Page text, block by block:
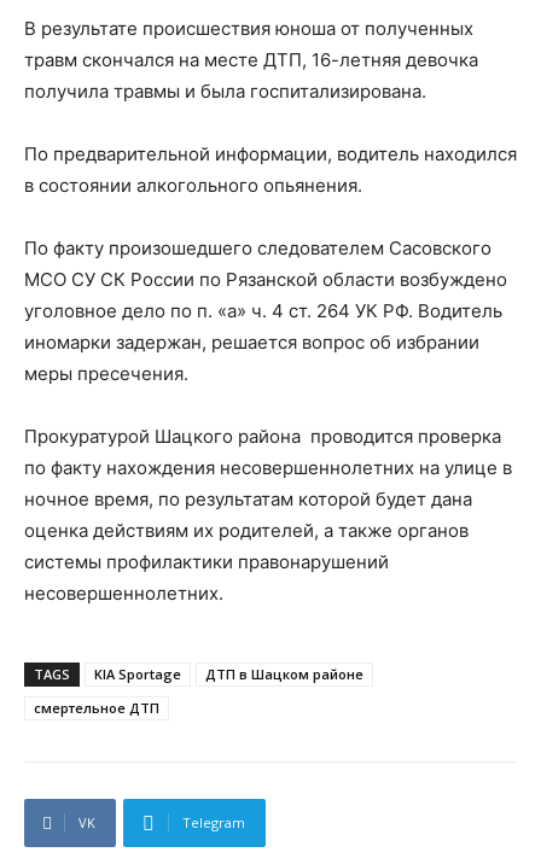
В результате происшествия юноша от полученных
травм скончался на месте ДТП, 16-летняя девочка
получила травмы и была госпитализирована.
По предварительной информации, водитель находился
в состоянии алкогольного опьянения.
По факту произошедшего следователем Сасовского
МСО СУ СК России по Рязанской области возбуждено
уголовное дело по п. «а» ч. 4 ст. 264 УК РФ. Водитель
иномарки задержан, решается вопрос об избрании
меры пресечения.
Прокуратурой Шацкого района проводится проверка
по факту нахождения несовершеннолетних на улице в
ночное время, по результатам которой будет дана
оценка действиям их родителей, а также органов
системы профилактики правонарушений
несовершеннолетних.
TAGS KIA Sportage
ДТП в Шацком районе
смертельное ДТП
VK Telegram